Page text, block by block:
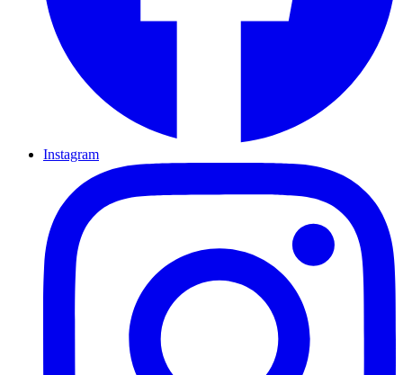
Instagram